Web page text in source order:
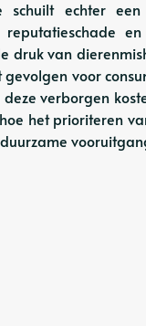
echter een
druk van
voor
verborgen
het prioriteren